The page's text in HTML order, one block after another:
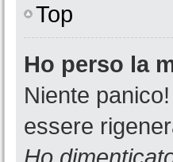
Top
Ho perso la
Niente
essere